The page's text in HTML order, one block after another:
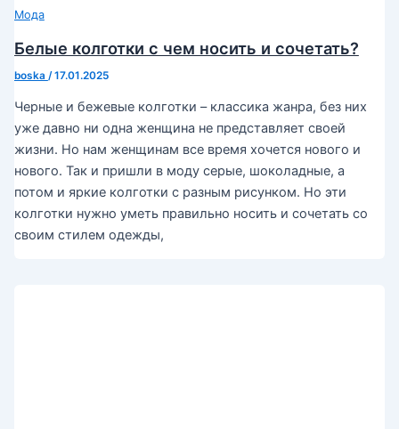
Мода
Белые колготки с чем носить и сочетать?
boska /17.01.2025
Черные и бежевые колготки – классика жанра, без них
уже давно ни одна женщина не представляет своей
жизни. Но нам женщинам все время хочется нового и
нового. Так и пришли в моду серые, шоколадные, а
потом и яркие колготки с разным рисунком. Но эти
колготки нужно уметь правильно носить и сочетать со
своим стилем одежды,